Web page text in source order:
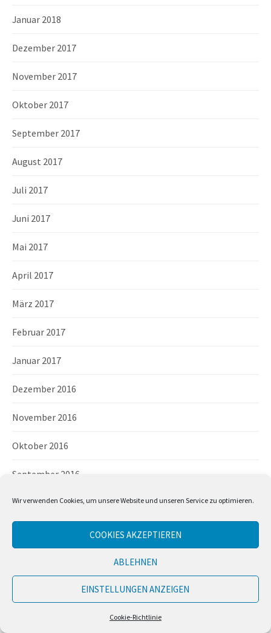
Wir verwenden Cookies, um unsere Website und unseren Service zu optimieren.
COOKIES AKZEPTIEREN
ABLEHNEN
EINSTELLUNGEN ANZEIGEN
Cookie-Richtlinie
Januar 2018
Dezember 2017
November 2017
Oktober 2017
September 2017
August 2017
Juli 2017
Juni 2017
Mai 2017
April 2017
März 2017
Februar 2017
Januar 2017
Dezember 2016
November 2016
Oktober 2016
September 2016
August 2016